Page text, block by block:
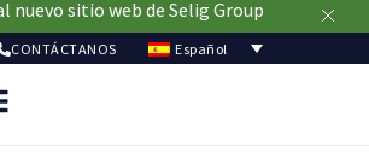
nuevo sitio web de Selig Group
CONTÁCTANOS Español